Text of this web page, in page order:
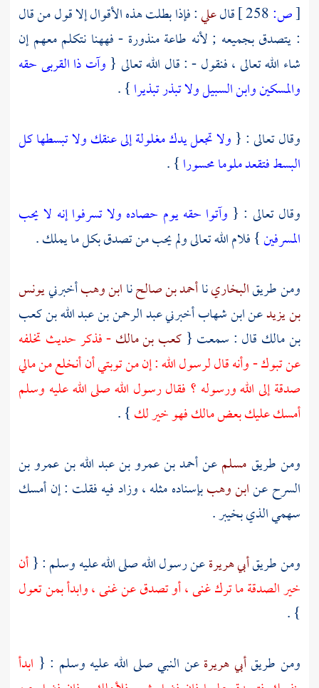
[ص: قالعلي: فإذا بطلت هذه الأقوال إلا قول من قال
: يتصدق بجميعه ; لأنه طاعة منذورة - فههنا نتكلم معهم إن
شاء الله تعالى ، فنقول - : قال الله تعالى { وآت ذا القربى حقه
والمسكين وابن السبيل ولا تبذر تبذيرا} .
وقال تعالى : { ولا تجعل يدك مغلولة إلى عنقك ولا تبسطها كل
البسط فتقعد ملوما محسورا} .
وقال تعالى : { وآتوا حقه يوم حصاده ولا تسرفوا إنه لا يحب
المسرفين} فلام الله تعالى ولم يحب من تصدق بكل ما يملك .
ومن طريقالبخاريناأحمد بن صالحناابن وهبأخبرنييونس
بن يزيدعنابن شهابأخبرنيعبد الرحمن بن عبد الله بن كعب
بن مالك قال : سمعت { كعب بن مالك- فذكر حديث تخلفه
عنتبوك- وأنه قال لرسول الله : إن من توبتي أن أنخلع من مالي
صدقة إلى الله ورسوله ؟ فقال رسول الله صلى الله عليه وسلم
أمسك عليك بعض مالك فهو خير لك} .
ومن طريقمسلمعنأحمد بن عمرو بن عبد الله بن عمرو بن
السرحعنابن وهببإسناده مثله ، وزاد فيه فقلت : إن أمسك
سهمي الذيبخيبر.
ومن طريقأبي هريرةعن رسول الله صلى الله عليه وسلم : {أن
خير الصدقة ما ترك غنى ، أو تصدق عن غنى ، وابدأ بمن تعول
} .
ومن طريقأبي هريرةعن النبي صلى الله عليه وسلم : { ابدأ